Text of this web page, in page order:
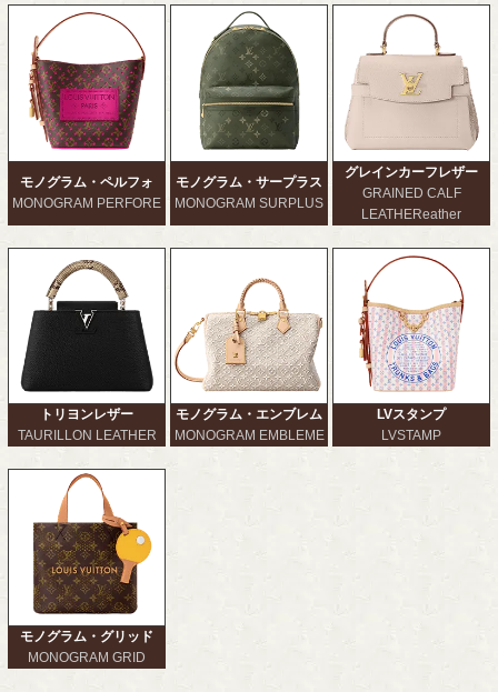
モノグラム・ペルフォ
MONOGRAM PERFORE
モノグラム・サープラス
MONOGRAM SURPLUS
グレインカーフレザー
GRAINED CALF
LEATHEReather
トリヨンレザー
TAURILLON LEATHER
モノグラム・エンブレム
MONOGRAM EMBLEME
LVスタンプ
LVSTAMP
モノグラム・グリッド
MONOGRAM GRID